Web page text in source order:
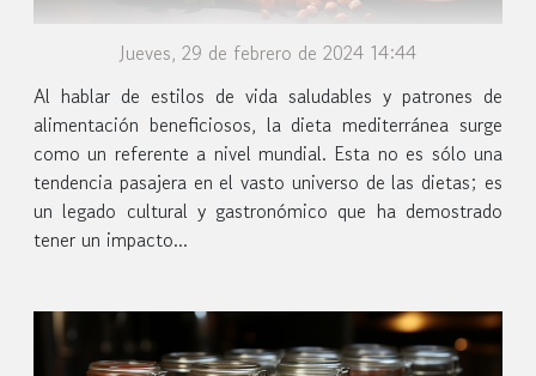
Jueves, 29 de febrero de 2024 14:44
Al hablar de estilos de vida saludables y patrones de
alimentación beneficiosos, la dieta mediterránea surge
como un referente a nivel mundial. Esta no es sólo una
tendencia pasajera en el vasto universo de las dietas; es
un legado cultural y gastronómico que ha demostrado
tener un impacto...